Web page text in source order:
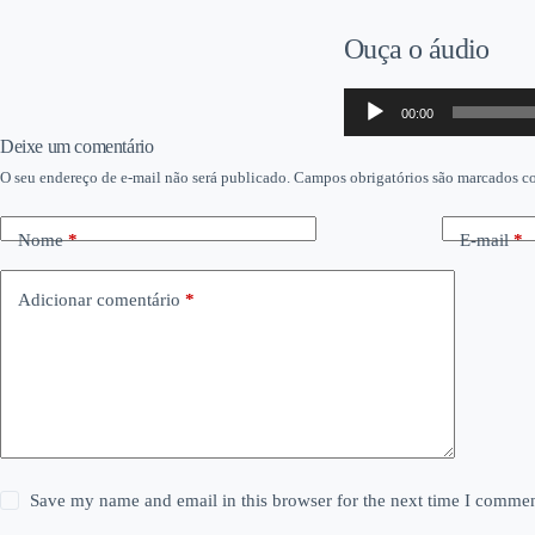
Ouça o áudio
Tocador
áudio
00:00
Deixe um comentário
O seu endereço de e-mail não será publicado. Campos obrigatórios são marcados
Nome* E-mail*
Adicionar comentário *
Save my name and email in this browser for the next time I